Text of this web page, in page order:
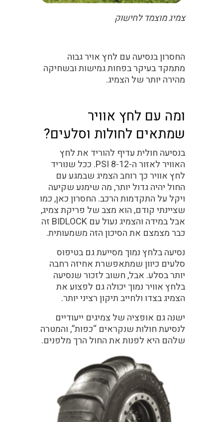
צמיג מוצמד לחישוק
החסרון בנסיעה עם לחץ אויר גבוה
מתמקד בעיקר בפחות גמישות ובשחיקה
מהירה יותר של הצמיג.
ומה עם לחץ אוויר
שמתאים לחולות וסלעים?
בנסיעה חולית עדיף להוריד את לחץ
האוויר לאזור ה-8-12 PSI. ככל שנוריד
לחץ אוויר כך רוחב הצמיג שבמגע עם
החול יהיה גדול יותר, מה שימנע שקיעה
ויקל על התקדמות הרכב. החסרון כאן, כמו
שציינתי קודם, הוא מצב של פריקת צמיג,
אבל במידה והצמיג נעול עם BIDLOCK זה
כבר מצמצם את הסיכון הזה משמעותית.
נסיעה בלחץ נמוך מסייעת גם בטיפוס
סלעים כיוון שמתאפשרת אחיזה רחבה
יותר בסלע. אבל, חשוב לזכור שנסיעה
בלחץ אוויר נמוך יכולה גם לפצוע את
הצמיג בצדו ולחייב תיקון רציני יותר.
ישנה גם אופציה של צמיגים ייעודיים
לנסיעת חולות שנקראים “כפות”, והמטרה
שלהם היא לפנות את החול הרך מלפנים.